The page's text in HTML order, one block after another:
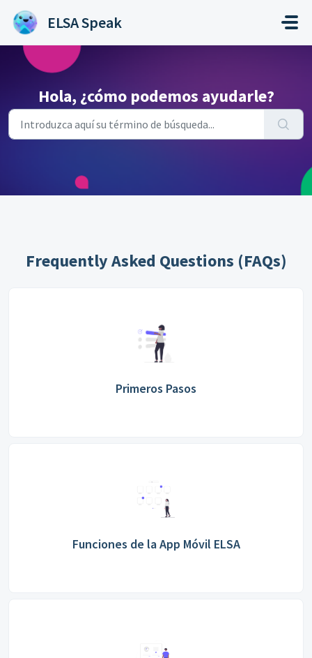
ELSA Speak
Hola, ¿cómo podemos ayudarle?
Frequently Asked Questions (FAQs)
Primeros Pasos
Funciones de la App Móvil ELSA